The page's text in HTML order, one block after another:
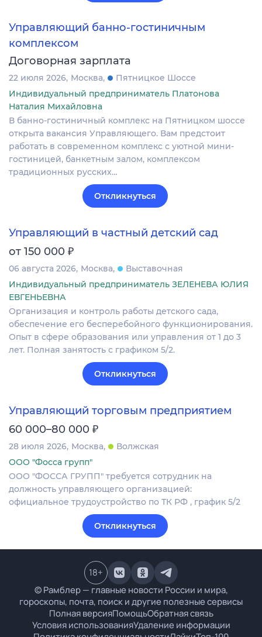
Управляющий банно-гостиничным
комплексом
Договорная зарплата
22 июля 2026 Москва
Пятницкое Шоссе
Индивидуальный предприниматель Платонова
Наталия Михайловна
В банно-гостиничный комплекс на Пятницком шоссе
открыта вакансия Управляющего. Вам предстоит
работать в современном комплекс с уютной мини-
гостиницей, банкетным залом, комплексом
традиционных русских…
Откликнуться
Управляющий в частный детский сад
от 150 000 ₽
06 августа 2026 Москва
Выставочная
Индивидуальный предприниматель ЗЕЛЕНЕВА ЮЛИЯ
ЕВГЕНЬЕВНА
Организация и контроль работы детского сада,
обеспечение его бесперебойного функционирования.
Опыт в сфере образования или управления от 1 до 3
лет. Полная занятость с графиком 5/2.
Откликнуться
Управляющий торговым предприятием
60 000–80 000 ₽
28 июля 2026 Москва
Волжская
ООО "Фосса групп"
ООО "ФОССА ГРУПП" требуется сотрудник на
должность управляющего организацией:
официальное трудоустройство по ТК РФ , график 5/2
Откликнуться
© Рамблер — главные новости России и мира,
гороскопы, почта, поиск и другие полезные сервисы
Полная версияПомощьОбратная связь
Условия использованияУдаление информации
18+